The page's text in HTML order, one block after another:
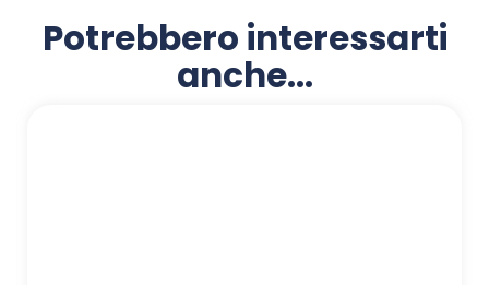
Potrebbero interessarti
anche...